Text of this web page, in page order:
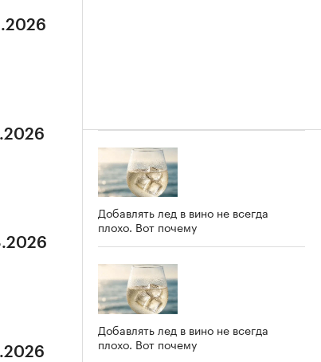
Добавлять лед в вино не всегда
плохо. Вот почему
Добавлять лед в вино не всегда
плохо. Вот почему